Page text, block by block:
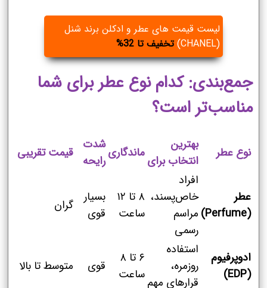
لیست قیمت های عطر و ادکلن برند شنل
(CHANEL)
تخفیف تا 32%
جمع‌بندی: کدام نوع عطر برای شما
مناسب‌تر است؟
نوع عطر
بهترین
انتخاب برایماندگاریشدت
رایحه
قیمت تقریبی
عطر
(Perfume)
افراد
خاص‌پسند،
مراسم
رسمی
۸ تا ۱۲
ساعت
بسیار
قوی
گران
ادوپرفیوم
(EDP)
استفاده
روزمره،
قرارهای مهم
۶ تا ۸
ساعت
قوی متوسط تا بالا